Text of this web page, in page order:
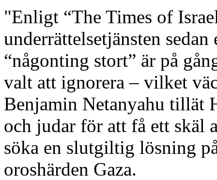
"Enligt “The Times of
underrättelsetjänsten
“någonting stort” är på
valt att ignorera – vilket
Benjamin Netanyahu tillät
och judar för att få ett skäl
söka en slutgiltig lösning
oroshärden Gaza.